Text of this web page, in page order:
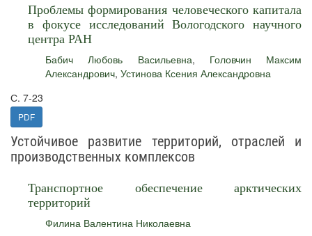
Проблемы формирования человеческого капитала
в фокусе исследований Вологодского научного
центра РАН
Бабич Любовь Васильевна, Головчин Максим
Александрович, Устинова Ксения Александровна
С. 7-23
PDF
Устойчивое развитие территорий, отраслей и
производственных комплексов
Транспортное обеспечение арктических
территорий
Филина Валентина Николаевна